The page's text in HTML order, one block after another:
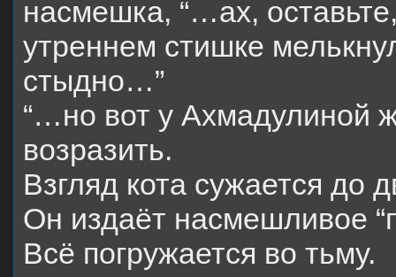
насмешка, “…ах,
утреннем стишке
стыдно…”
“…но вот у Ахмадулиной
возразить.
Взгляд кота сужается до
Он издаёт насмешливое
Всё погружается во тьму.